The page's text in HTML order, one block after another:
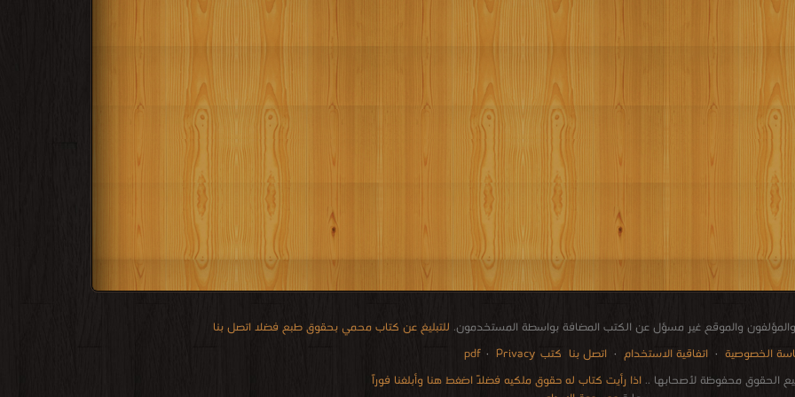
والموقع غير مسؤل عن الكتب المضافة بواسطة المستخدمون. للتبليغ عن كتاب محمي بحقوق طبع فضلا اتصل بنا
الخصوصية · اتفاقية الاستخدام · اتصل بنا كتب pdf · Privacy
الحقوق محفوظة لأصحابها ..اذا رأيت كتاب له حقوق ملكيه فضلاً اضغط هنا وأبلغنا فوراً